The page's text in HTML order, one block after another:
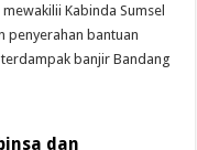
Kabinda Sumsel
penyerahan bantuan
banjir Bandang
dan